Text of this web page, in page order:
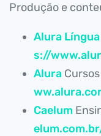
Produção e
Alura Língua
s://
Alura
Caelum